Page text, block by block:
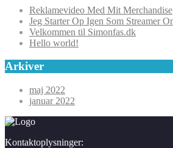
Reklamevideo Med Mit Merchandise
Jeg Starter Op Igen Som Streamer
Velkommen til Simonfas.dk
Hello world!
Arkiver
maj 2022
januar 2022
Kontaktoplysninger: